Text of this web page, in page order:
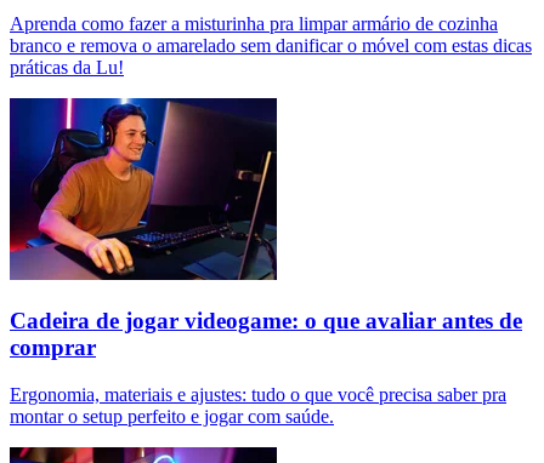
Aprenda como fazer a misturinha pra limpar armário de cozinha
branco e remova o amarelado sem danificar o móvel com estas dicas
práticas da Lu!
Cadeira de jogar videogame: o que avaliar antes de
comprar
Ergonomia, materiais e ajustes: tudo o que você precisa saber pra
montar o setup perfeito e jogar com saúde.